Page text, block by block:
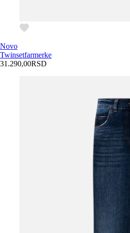
Novo
Twinsetfarmerke
31.290,00RSD